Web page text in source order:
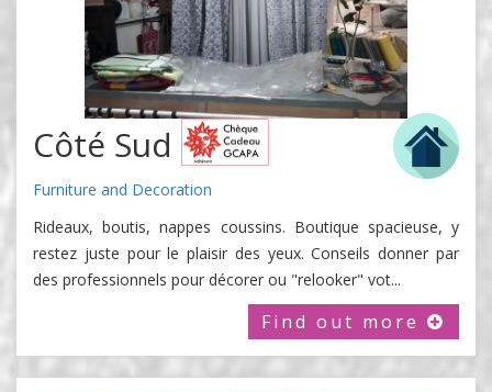
Côté Sud
Furniture and Decoration
Rideaux, boutis, nappes coussins. Boutique spacieuse, y
restez juste pour le plaisir des yeux. Conseils donner par
des professionnels pour décorer ou "relooker" vot...
Find out more